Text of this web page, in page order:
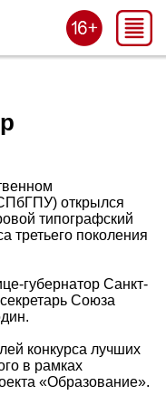
открылся
типографский
третьего поколения
губернатор Санкт-
Союза
конкурса лучших
в рамках
«Образование».